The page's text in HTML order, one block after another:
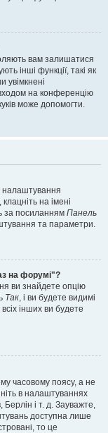
вам залишатися
інші функції, такі як
увімкнені
на конференцію
може допомогти.
налаштування
на імені
за посиланням Панель
та параметри.
на форумі"?
ви знайдете опцію
Так, і ви будете видимі
інших ви будете
часовому поясу, а не
в налаштуваннях
і т. д. Зауважте,
доступна лише
то це